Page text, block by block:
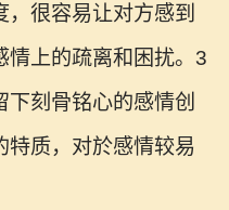
很容易让对方感到
情上的疏离和困扰。3
刻骨铭心的感情创
特质，对於感情较易